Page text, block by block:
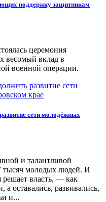
поддержку защитникам
церемония
весомый вклад в
военной операции.
сети молодёжных
и талантливой
тысяч молодых людей. И
решает власть, — как
а оставались, развивались,
и...